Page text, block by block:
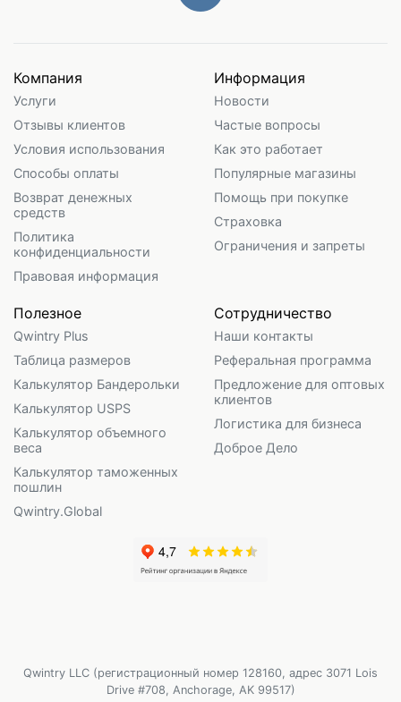
Компания
Услуги
Отзывы клиентов
Условия использования
Способы оплаты
Возврат денежных
средств
Политика
конфиденциальности
Правовая информация
Информация
Новости
Частые вопросы
Как это работает
Популярные магазины
Помощь при покупке
Страховка
Ограничения и запреты
Полезное
Qwintry Plus
Таблица размеров
Калькулятор Бандерольки
Калькулятор USPS
Калькулятор объемного
веса
Калькулятор таможенных
пошлин
Qwintry.Global
Сотрудничество
Наши контакты
Реферальная программа
Предложение для оптовых
клиентов
Логистика для бизнеса
Доброе Дело
Qwintry LLC (регистрационный номер 128160, адрес 3071 Lois
Drive #708, Anchorage, AK 99517)